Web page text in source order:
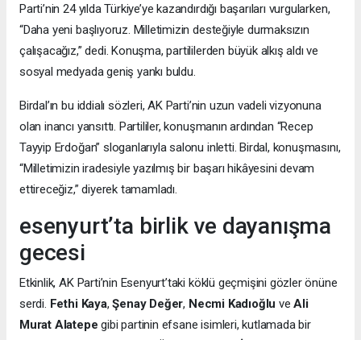
Parti’nin 24 yılda Türkiye’ye kazandırdığı başarıları vurgularken,
“Daha yeni başlıyoruz. Milletimizin desteğiyle durmaksızın
çalışacağız,” dedi. Konuşma, partililerden büyük alkış aldı ve
sosyal medyada geniş yankı buldu.
Birdal’ın bu iddialı sözleri, AK Parti’nin uzun vadeli vizyonuna
olan inancı yansıttı. Partililer, konuşmanın ardından “Recep
Tayyip Erdoğan” sloganlarıyla salonu inletti. Birdal, konuşmasını,
“Milletimizin iradesiyle yazılmış bir başarı hikâyesini devam
ettireceğiz,” diyerek tamamladı.
esenyurt’ta birlik ve dayanışma
gecesi
Etkinlik, AK Parti’nin Esenyurt’taki köklü geçmişini gözler önüne
serdi. Fethi Kaya,Şenay Değer, Necmi Kadıoğlu veAli
Murat Alatepe gibi partinin efsane isimleri, kutlamada bir